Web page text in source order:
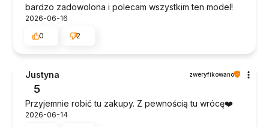
bardzo zadowolona i polecam wszystkim ten model!
2026-06-16
0
2
Justyna zweryfikowano
5
Przyjemnie robić tu zakupy. Z pewnością tu wrócę❤️
2026-06-14